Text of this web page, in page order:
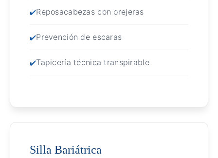
Reposacabezas con orejeras
Prevención de escaras
Tapicería técnica transpirable
Silla Bariátrica